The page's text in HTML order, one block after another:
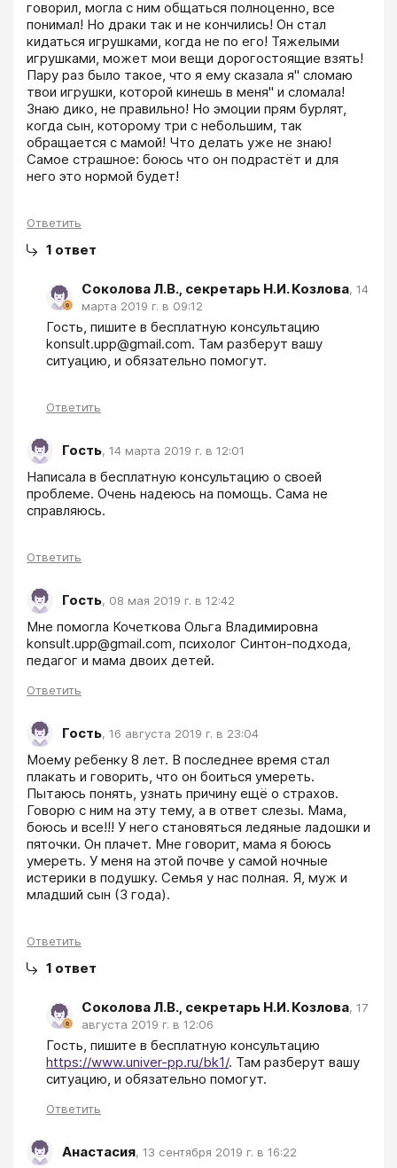
говорил, могла с ним общаться полноценно, все
понимал! Но драки так и не кончились! Он стал
кидаться игрушками, когда не по его! Тяжелыми
игрушками, может мои вещи дорогостоящие взять!
Пару раз было такое, что я ему сказала я" сломаю
твои игрушки, которой кинешь в меня" и сломала!
Знаю дико, не правильно! Но эмоции прям бурлят,
когда сын, которому три с небольшим, так
обращается с мамой! Что делать уже не знаю!
Самое страшное: боюсь что он подрастёт и для
него это нормой будет!
Ответить
1 ответ
Соколова Л.В., секретарь Н.И. Козлова, 14
марта 2019 г. в 09:12
Гость, пишите в бесплатную консультацию
konsult.upp@gmail.com. Там разберут вашу
ситуацию, и обязательно помогут.
Ответить
Гость, 14 марта 2019 г. в 12:01
Написала в бесплатную консультацию о своей
проблеме. Очень надеюсь на помощь. Сама не
справляюсь.
Ответить
Гость, 08 мая 2019 г. в 12:42
Мне помогла Кочеткова Ольга Владимировна
konsult.upp@gmail.com, психолог Синтон-подхода,
педагог и мама двоих детей.
Ответить
Гость, 16 августа 2019 г. в 23:04
Моему ребенку 8 лет. В последнее время стал
плакать и говорить, что он боиться умереть.
Пытаюсь понять, узнать причину ещё о страхов.
Говорю с ним на эту тему, а в ответ слезы. Мама,
боюсь и все!!! У него становяться ледяные ладошки и
пяточки. Он плачет. Мне говорит, мама я боюсь
умереть. У меня на этой почве у самой ночные
истерики в подушку. Семья у нас полная. Я, муж и
младший сын (3 года).
Ответить
1 ответ
Соколова Л.В., секретарь Н.И. Козлова, 17
августа 2019 г. в 12:06
https://www.univer-pp.ru/bk1/. Там разберут вашу
ситуацию, и обязательно помогут.
Ответить
Анастасия, 13 сентября 2019 г. в 16:22